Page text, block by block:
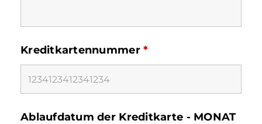
Kreditkartennummer*
Ablaufdatum der Kreditkarte - MONAT